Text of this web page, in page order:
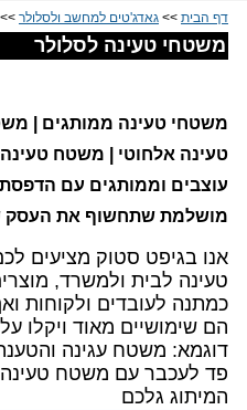
דף הבית >> גאדג'טים למחשב ולסלולר
משטחי טעינה לסלולר
משטחי טעינה ממותגים |
טעינה אלחוטי | משטח
עוצבים וממותגים עם
מושלמת שתחשוף את העסק
אנו בגיפט סטוק מציעים
טעינה לבית ולמשרד,
כמתנה לעובדים ולקוחות
הם שימושיים מאוד ויקלו
פד לעכבר עם משטח
המיתוג גלכם